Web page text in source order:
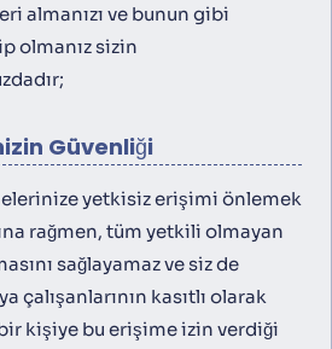
almanızı ve bunun gibi
olmanız sizin
Güvenliği
yetkisiz erişimi önlemek
rağmen, tüm yetkili olmayan
sağlayamaz ve siz de
çalışanlarının kasıtlı olarak
kişiye bu erişime izin verdiği